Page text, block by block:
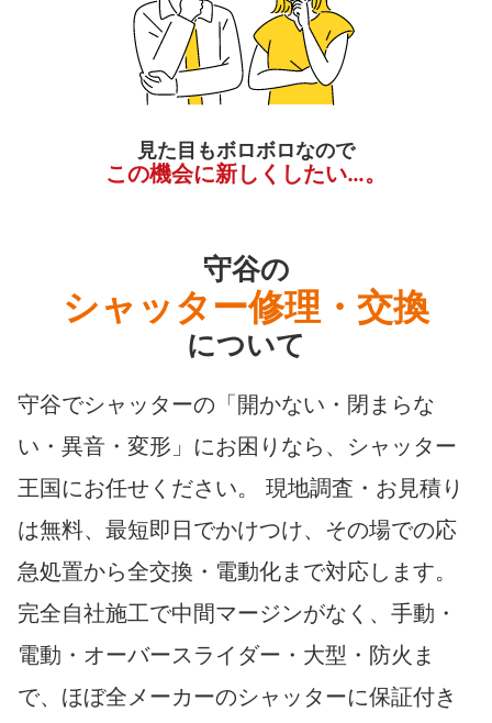
見た目もボロボロなので
この機会に新しくしたい…。
守谷の
シャッター修理・交換
について
守谷でシャッターの「開かない・閉まらな
い・異音・変形」にお困りなら、シャッター
王国にお任せください。 現地調査・お見積り
は無料、最短即日でかけつけ、その場での応
急処置から全交換・電動化まで対応します。
完全自社施工で中間マージンがなく、手動・
電動・オーバースライダー・大型・防火ま
で、ほぼ全メーカーのシャッターに保証付き